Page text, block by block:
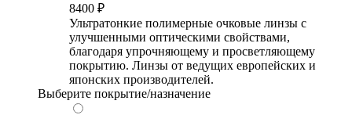
8400 ₽
Ультратонкие полимерные очковые линзы с
улучшенными оптическими свойствами,
благодаря упрочняющему и просветляющему
покрытию. Линзы от ведущих европейских и
японских производителей.
Выберите покрытие/назначение